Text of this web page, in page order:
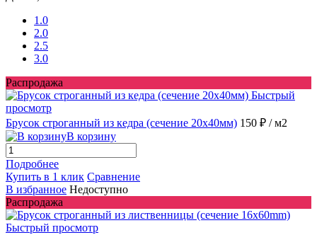
1.0
2.0
2.5
3.0
Распродажа
Быстрый
просмотр
Брусок строганный из кедра (сечение 20x40мм) 150 ₽ / м2
В корзину
Подробнее
Купить в 1 клик Сравнение
В избранное Недоступно
Распродажа
Быстрый просмотр